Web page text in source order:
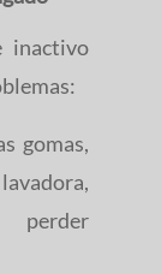
inactivo
gomas,